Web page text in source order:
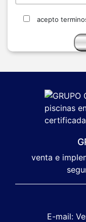
acepto
venta e
E-mail: